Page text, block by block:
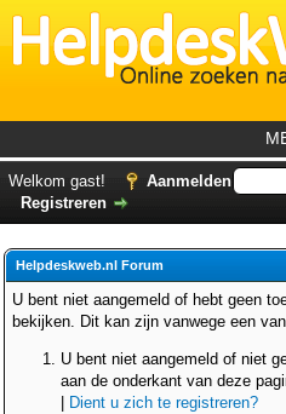
Welkom gast!
Aanmelden
Registreren
Helpdeskweb.nl Forum
U bent niet aangemeld of hebt geen
bekijken. Dit kan zijn vanwege een
U bent niet aangemeld of niet
aan de onderkant van deze
Dient u zich te registreren?